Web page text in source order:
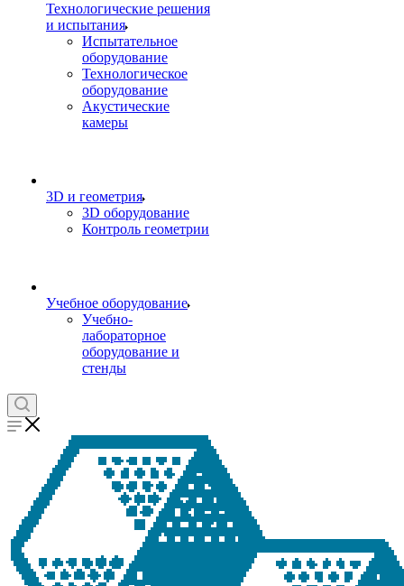
Технологические решения
и испытания
Испытательное
оборудование
Технологическое
оборудование
Акустические
камеры
3D и геометрия
3D оборудование
Контроль геометрии
Учебное оборудование
Учебно-
лабораторное
оборудование и
стенды